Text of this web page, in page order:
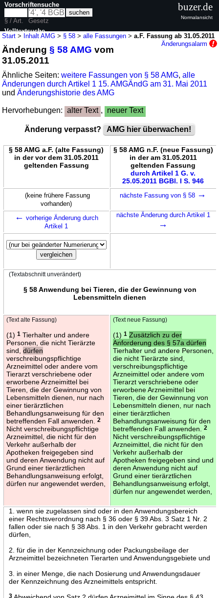
Start > Inhalt AMG > § 58 >alle Fassungen >a.F. Fassung ab 31.05.2011
Änderungsalarm
Änderung§ 58 AMG vom
31.05.2011
Ähnliche Seiten:weitere Fassungen von § 58 AMG,alle
Änderungen durch Artikel 1 15. AMGÄndG am 31. Mai 2011
undÄnderungshistorie des AMG
Hervorhebungen: alter Text , neuer Text
Änderung verpasst? AMG hier überwachen!
§ 58 AMG a.F. (alte Fassung)
in der vor dem 31.05.2011
geltenden Fassung
§ 58 AMG n.F. (neue Fassung)
in der am 31.05.2011
geltenden Fassung
durch Artikel 1 G. v.
25.05.2011 BGBl. I S. 946
(keine frühere Fassung
vorhanden)
nächste Fassung von § 58 →
← vorherige Änderung durch
Artikel 1
nächste Änderung durch Artikel 1
→
(Textabschnitt unverändert)
§ 58 Anwendung bei Tieren, die der Gewinnung von
Lebensmitteln dienen
(Text alte Fassung)
(1) 1Tierhalter und andere
Personen, die nicht Tierärzte
sind, dürfen
verschreibungspflichtige
Arzneimittel oder andere vom
Tierarzt verschriebene oder
erworbene Arzneimittel bei
Tieren, die der Gewinnung von
Lebensmitteln dienen, nur nach
einer tierärztlichen
Behandlungsanweisung für den
betreffenden Fall anwenden.
2
Nicht verschreibungspflichtige
Arzneimittel, die nicht für den
Verkehr außerhalb der
Apotheken freigegeben sind
und deren Anwendung nicht auf
Grund einer tierärztlichen
Behandlungsanweisung erfolgt,
dürfen nur angewendet werden,
(Text neue Fassung)
(1) 1 Zusätzlich zu der
Anforderung des § 57a dürfen
Tierhalter und andere Personen,
die nicht Tierärzte sind,
verschreibungspflichtige
Arzneimittel oder andere vom
Tierarzt verschriebene oder
erworbene Arzneimittel bei
Tieren, die der Gewinnung von
Lebensmitteln dienen, nur nach
einer tierärztlichen
Behandlungsanweisung für den
betreffenden Fall anwenden.
2
Nicht verschreibungspflichtige
Arzneimittel, die nicht für den
Verkehr außerhalb der
Apotheken freigegeben sind und
deren Anwendung nicht auf
Grund einer tierärztlichen
Behandlungsanweisung erfolgt,
dürfen nur angewendet werden,
1. wenn sie zugelassen sind oder in den Anwendungsbereich
einer Rechtsverordnung nach § 36 oder § 39 Abs. 3 Satz 1 Nr. 2
fallen oder sie nach § 38 Abs. 1 in den Verkehr gebracht werden
dürfen,
2. für die in der Kennzeichnung oder Packungsbeilage der
Arzneimittel bezeichneten Tierarten und Anwendungsgebiete und
3. in einer Menge, die nach Dosierung und Anwendungsdauer
der Kennzeichnung des Arzneimittels entspricht.
3
Vorschriftensuche
§ / Art.
Gesetz
Volltextsuche
nur in AMG
buzer.de
Normalansicht